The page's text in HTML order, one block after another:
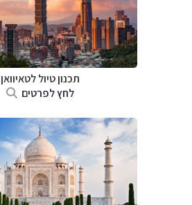
תכנון טיוללטאיוואן
לחץ לפרטים